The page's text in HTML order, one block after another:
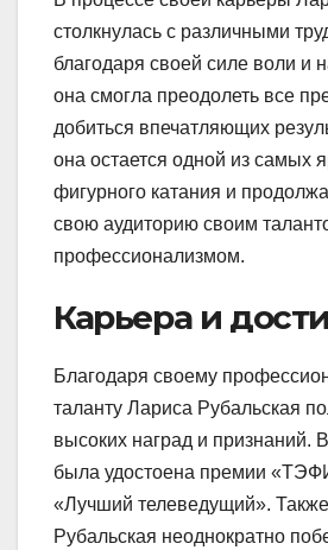
столкнулась с различными
благодаря своей силе воли и
она смогла преодолеть все
добиться впечатляющих
она остается одной из самых
фигурного катания и
свою аудиторию своим
профессионализмом.
Карьера и
Благодаря своему
таланту Лариса Рубальская
высоких наград и признаний.
была удостоена премии
«Лучший телеведущий».
Рубальская неоднократно